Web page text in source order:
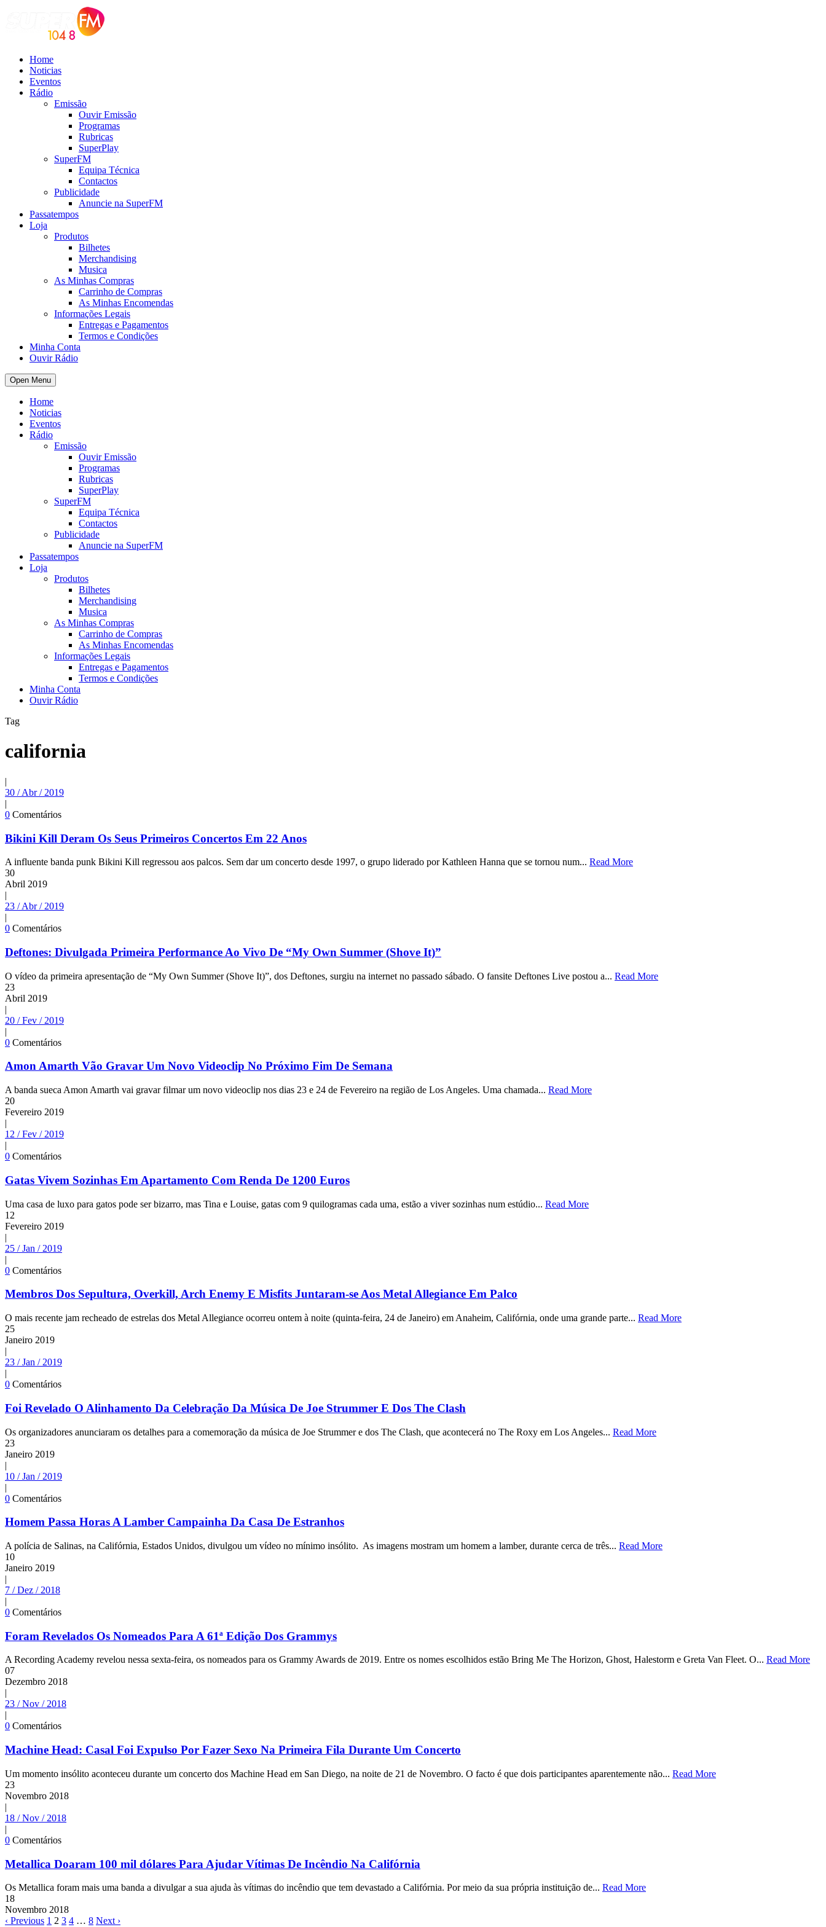
Home
Noticias
Eventos
Rádio
Emissão
Ouvir Emissão
Programas
Rubricas
SuperPlay
SuperFM
Equipa Técnica
Contactos
Publicidade
Anuncie na SuperFM
Passatempos
Loja
Produtos
Bilhetes
Merchandising
Musica
As Minhas Compras
Carrinho de Compras
As Minhas Encomendas
Informações Legais
Entregas e Pagamentos
Termos e Condições
Minha Conta
Ouvir Rádio
Open Menu
Home
Noticias
Eventos
Rádio
Emissão
Ouvir Emissão
Programas
Rubricas
SuperPlay
SuperFM
Equipa Técnica
Contactos
Publicidade
Anuncie na SuperFM
Passatempos
Loja
Produtos
Bilhetes
Merchandising
Musica
As Minhas Compras
Carrinho de Compras
As Minhas Encomendas
Informações Legais
Entregas e Pagamentos
Termos e Condições
Minha Conta
Ouvir Rádio
Tag
california
|
30 / Abr / 2019
|
0 Comentários
Bikini Kill Deram Os Seus Primeiros Concertos Em 22 Anos
A influente banda punk Bikini Kill regressou aos palcos. Sem dar um concerto desde 1997, o grupo liderado por Kathleen Hanna que se tornou num... Read More
30
Abril 2019
|
23 / Abr / 2019
|
0 Comentários
Deftones: Divulgada Primeira Performance Ao Vivo De “My Own Summer (Shove It)”
O vídeo da primeira apresentação de “My Own Summer (Shove It)”, dos Deftones, surgiu na internet no passado sábado. O fansite Deftones Live postou a... Read More
23
Abril 2019
|
20 / Fev / 2019
|
0 Comentários
Amon Amarth Vão Gravar Um Novo Videoclip No Próximo Fim De Semana
A banda sueca Amon Amarth vai gravar filmar um novo videoclip nos dias 23 e 24 de Fevereiro na região de Los Angeles. Uma chamada... Read More
20
Fevereiro 2019
|
12 / Fev / 2019
|
0 Comentários
Gatas Vivem Sozinhas Em Apartamento Com Renda De 1200 Euros
Uma casa de luxo para gatos pode ser bizarro, mas Tina e Louise, gatas com 9 quilogramas cada uma, estão a viver sozinhas num estúdio... Read More
12
Fevereiro 2019
|
25 / Jan / 2019
|
0 Comentários
Membros Dos Sepultura, Overkill, Arch Enemy E Misfits Juntaram-se Aos Metal Allegiance Em Palco
O mais recente jam recheado de estrelas dos Metal Allegiance ocorreu ontem à noite (quinta-feira, 24 de Janeiro) em Anaheim, Califórnia, onde uma grande parte... Read More
25
Janeiro 2019
|
23 / Jan / 2019
|
0 Comentários
Foi Revelado O Alinhamento Da Celebração Da Música De Joe Strummer E Dos The Clash
Os organizadores anunciaram os detalhes para a comemoração da música de Joe Strummer e dos The Clash, que acontecerá no The Roxy em Los Angeles... Read More
23
Janeiro 2019
|
10 / Jan / 2019
|
0 Comentários
Homem Passa Horas A Lamber Campainha Da Casa De Estranhos
A polícia de Salinas, na Califórnia, Estados Unidos, divulgou um vídeo no mínimo insólito. As imagens mostram um homem a lamber, durante cerca de três... Read More
10
Janeiro 2019
|
7 / Dez / 2018
|
0 Comentários
Foram Revelados Os Nomeados Para A 61ª Edição Dos Grammys
A Recording Academy revelou nessa sexta-feira, os nomeados para os Grammy Awards de 2019. Entre os nomes escolhidos estão Bring Me The Horizon, Ghost, Halestorm e Greta Van Fleet. O... Read More
07
Dezembro 2018
|
23 / Nov / 2018
|
0 Comentários
Machine Head: Casal Foi Expulso Por Fazer Sexo Na Primeira Fila Durante Um Concerto
Um momento insólito aconteceu durante um concerto dos Machine Head em San Diego, na noite de 21 de Novembro. O facto é que dois participantes aparentemente não... Read More
23
Novembro 2018
|
18 / Nov / 2018
|
0 Comentários
Metallica Doaram 100 mil dólares Para Ajudar Vítimas De Incêndio Na Califórnia
Os Metallica foram mais uma banda a divulgar a sua ajuda às vítimas do incêndio que tem devastado a Califórnia. Por meio da sua própria instituição de... Read More
18
Novembro 2018
‹ Previous 1 2 3 4 … 8 Next ›